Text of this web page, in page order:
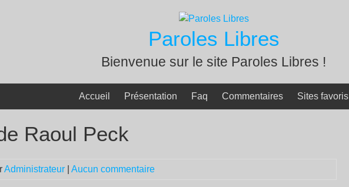
Paroles Libres
Bienvenue sur le site Paroles Libres !
Accueil Présentation Faq Commentaires Sites favoris
Raoul Peck
Administrateur Aucun commentaire